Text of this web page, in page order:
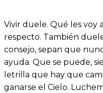
Vivir duele. Qué les voy
respecto. También
consejo, sepan que
ayuda. Que se puede,
letrilla que hay que
ganarse el Cielo.